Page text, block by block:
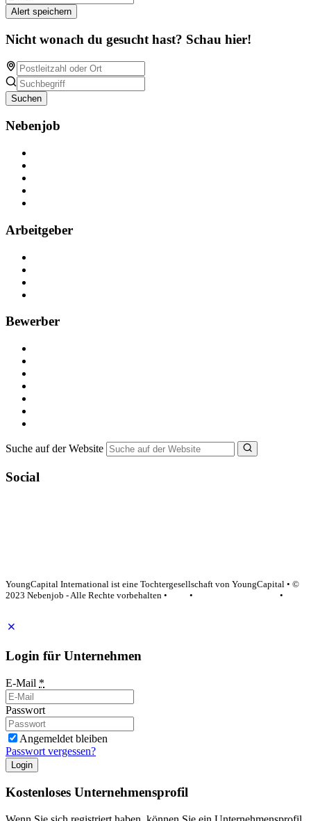
Alert speichern
Nicht wonach du gesucht hast? Schau hier!
Suchen
Nebenjob
Arbeitgeber
Bewerber
Suche auf der Website
Social
YoungCapital International ist eine Tochtergesellschaft von YoungCapital • ©
2023 Nebenjob - Alle Rechte vorbehalten •
•
•
Login für Unternehmen
E-Mail *
Passwort
Angemeldet bleiben
Passwort vergessen?
Login
Kostenloses Unternehmensprofil